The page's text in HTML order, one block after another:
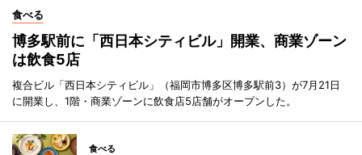
食べる
博多駅前に「西日本シティビル」開業、商業ゾーン
は飲食5店
複合ビル「西日本シティビル」（福岡市博多区博多駅前3）が7月21日
に開業し、1階・商業ゾーンに飲食店5店舗がオープンした。
食べる